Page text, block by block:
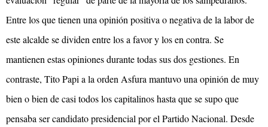
Entre los que tienen una opinión positiva o negativa de la labor de
este alcalde se dividen entre los a favor y los en contra. Se
mantienen estas opiniones durante todas sus dos gestiones. En
contraste, Tito Papi a la orden Asfura mantuvo una opinión de muy
bien o bien de casi todos los capitalinos hasta que se supo que
pensaba ser candidato presidencial por el Partido Nacional. Desde